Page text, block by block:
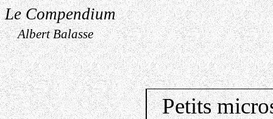
Le Compendium
Albert Balasse
Petits